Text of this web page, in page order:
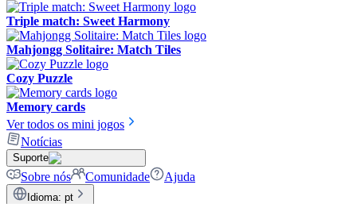
Triple match: Sweet Harmony
Mahjongg Solitaire: Match Tiles
Cozy Puzzle
Memory cards
Ver todos os mini jogos
Notícias
Suporte
Sobre nós Comunidade Ajuda
Idioma: pt